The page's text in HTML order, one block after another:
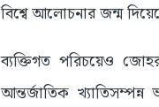
বিশ্বে আলোচনার জন্ম
ব্যক্তিগত পরিচয়েও
আন্তর্জাতিক খ্যাতিসম্পন্ন